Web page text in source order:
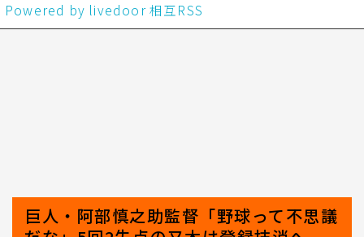
Powered by livedoor 相互RSS
巨人・阿部慎之助監督「野球って不思議